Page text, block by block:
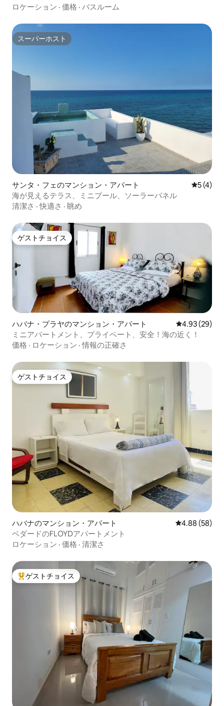
ロケーション · 価格 · バスルーム
スーパーホスト
スーパーホスト
サンタ・フェのマンション・アパート レビュー
5 (4)
海が見えるテラス、ミニプール、ソーラーパネル
清潔さ ·快適さ · 眺め
ゲストチョイス
ゲストチョイス
ハバナ・プラヤのマンション・アパート レビュー29
4.93 (29)
ミニアパートメント、プライベート、安全！海の近く！
価格 · ロケーション ·情報の正確さ
ゲストチョイス
ゲストチョイス
ハバナのマンション・アパート レビュー58
4.88 (58)
ベダードのFLOYDアパートメント
ロケーション · 価格 · 清潔さ
大好評のゲストチョイスです。
ゲストチョイス